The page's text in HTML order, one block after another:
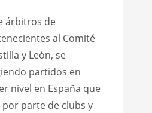
árbitros de
al Comité
y León, se
partidos en
nivel en España que
parte de clubs y